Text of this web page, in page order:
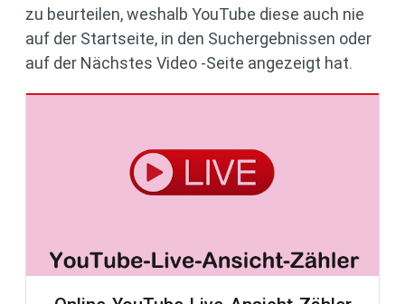
zu beurteilen, weshalb YouTube diese auch nie
auf der Startseite, in den Suchergebnissen oder
auf der Nächstes Video -Seite angezeigt hat.